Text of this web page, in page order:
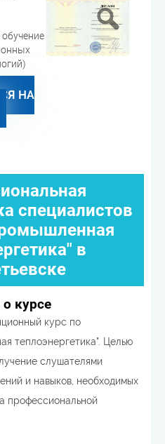
НА
специалистов
в
курсе
курс по
теплоэнергетика". Целью
слушателями
и навыков, необходимых
профессиональной